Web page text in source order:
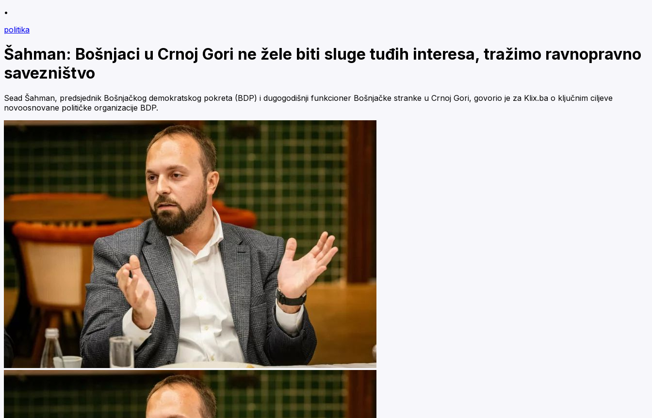
•
politika
Šahman: Bošnjaci u Crnoj Gori ne žele biti sluge tuđih interesa, tražimo ravnopravno
savezništvo
Sead Šahman, predsjednik Bošnjačkog demokratskog pokreta (BDP) i dugogodišnji funkcioner Bošnjačke stranke u Crnoj Gori, govorio je za Klix.ba o ključnim ciljeve
novoosnovane političke organizacije BDP.